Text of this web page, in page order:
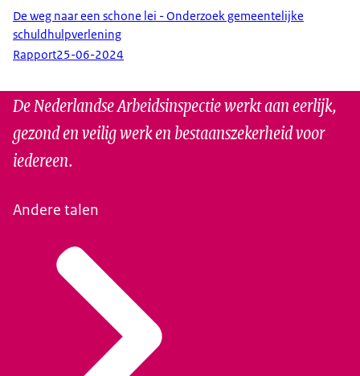
De weg naar een schone lei - Onderzoek gemeentelijke
schuldhulpverlening
Rapport25-06-2024
De Nederlandse Arbeidsinspectie werkt aan eerlijk,
gezond en veilig werk en bestaanszekerheid voor
iedereen.
Andere talen